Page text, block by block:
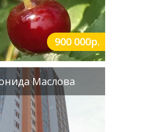
900 000р.
Маслова